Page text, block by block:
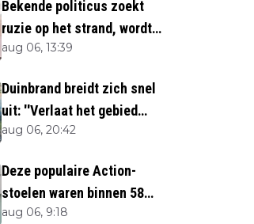
Bekende politicus zoekt
ruzie op het strand, wordt
neergemaaid
aug 06, 13:39
Duinbrand breidt zich snel
uit: ''Verlaat het gebied
direct''
aug 06, 20:42
Deze populaire Action-
stoelen waren binnen 58
minuten uitverkocht zijn
aug 06, 9:18